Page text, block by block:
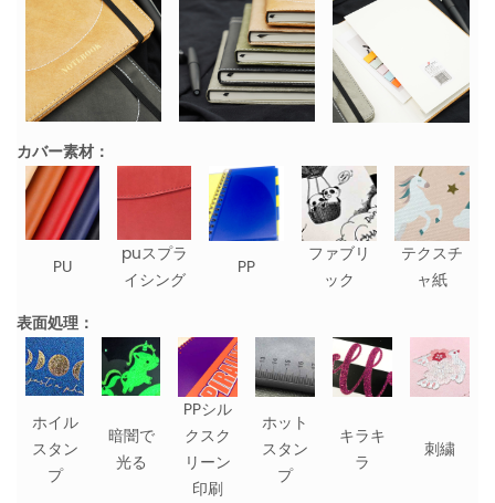
カバー素材：
PU
puスプラ
イシング
PP
ファブリ
ック
テクスチ
ャ紙
表面処理：
ホイル
スタン
プ
暗闇で
光る
PPシル
クスク
リーン
印刷
ホット
スタン
プ
キラキ
ラ
刺繍